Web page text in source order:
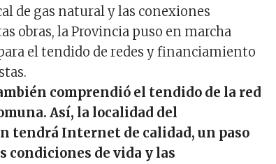
de gas natural y las conexiones
obras, la Provincia puso en marcha
el tendido de redes y financiamiento
comprendió el tendido de la red
Así, la localidad del
tendrá Internet de calidad, un paso
condiciones de vida y las